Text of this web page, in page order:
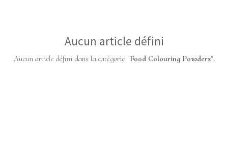
Aucun article défini
Aucun article défini dans la catégorie "Food Colouring Powders".